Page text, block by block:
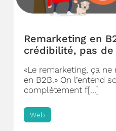
Remarketing en
crédibilité, pas de
«Le remarketing, ça
en B2B.» On l’entend
complètement f[...]
Web